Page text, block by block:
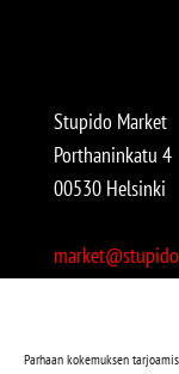
Parhaan kokemuksen
Stupido Market
Porthaninkatu 4
00530 Helsinki
Avoinna: